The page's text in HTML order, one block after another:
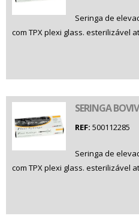
Seringa de
com TPX plexi glass. esterilizável
SERINGA
REF: 500112285
Seringa de
com TPX plexi glass. esterilizável